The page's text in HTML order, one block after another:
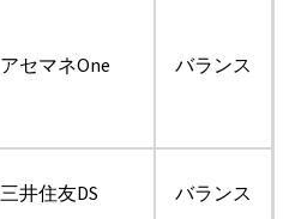
アセマネOne バランス
三井住友DS バランス